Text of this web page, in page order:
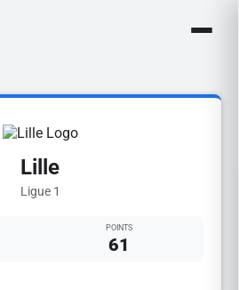
Lille
Ligue 1
POINTS
61